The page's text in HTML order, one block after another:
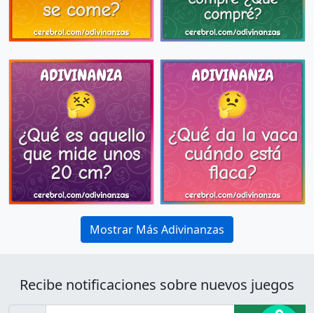
Mostrar Más Adivinanzas
Recibe notificaciones sobre nuevos juegos